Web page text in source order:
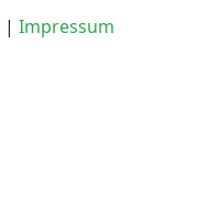
| Impressum